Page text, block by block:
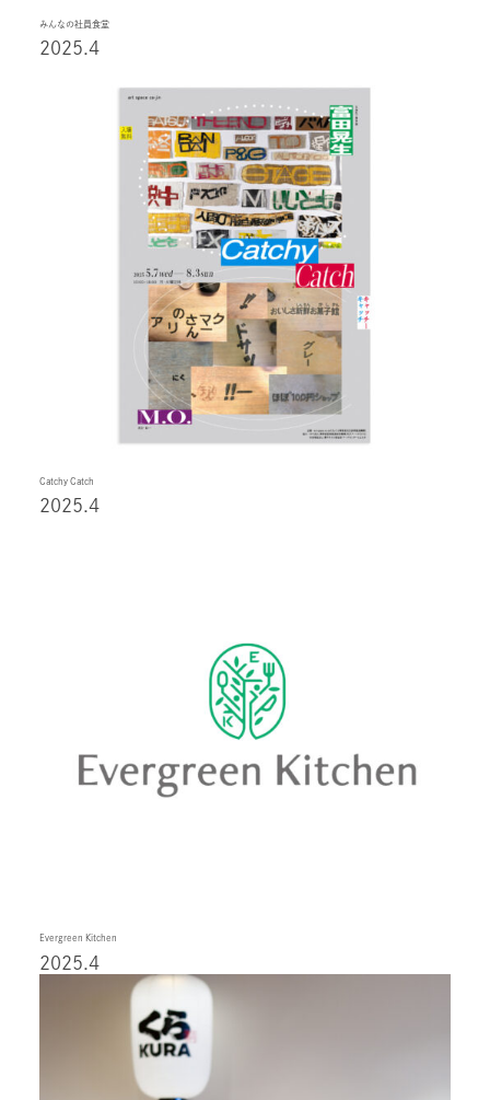
みんなの社員食堂
2025.4
Catchy Catch
2025.4
Evergreen Kitchen
2025.4